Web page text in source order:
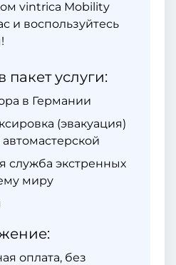
vintrica Mobility
и воспользуйтесь
услуги:
в Германии
(эвакуация)
служба экстренных
миру
оплата, без